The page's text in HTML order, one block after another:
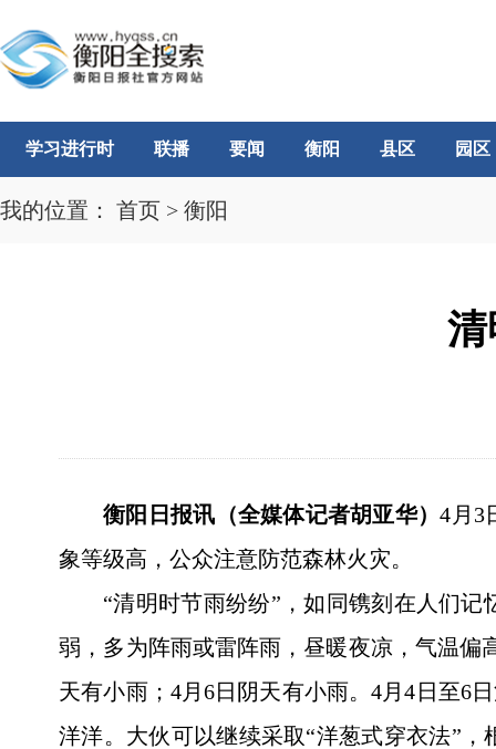
学习进行时 联播 要闻 衡阳 县区 园区
我的位置： 首页 > 衡阳
清
衡阳日报讯（全媒体记者胡亚华）4月3
象等级高，公众注意防范森林火灾。
“清明时节雨纷纷”，如同镌刻在人们
弱，多为阵雨或雷阵雨，昼暖夜凉，气温偏
天有小雨；4月6日阴天有小雨。4月4日至6
洋洋。大伙可以继续采取“洋葱式穿衣法”